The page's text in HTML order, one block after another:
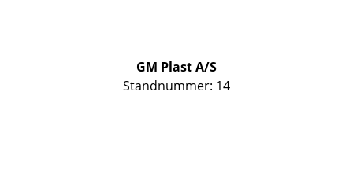
GM Plast A/S
Standnummer: 14